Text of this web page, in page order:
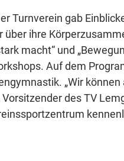
Turnverein gab
ihre
macht“ und
Auf dem
„Wir
des TV